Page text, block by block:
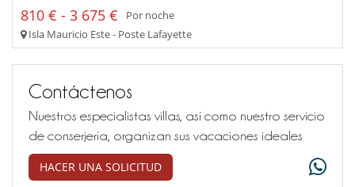
810 € - 3 675 €
Por noche
Isla Mauricio Este - Poste Lafayette
Contáctenos
Nuestros especialistas villas, así como nuestro servicio
de conserjería, organizan sus vacaciones ideales
HACER UNA SOLICITUD